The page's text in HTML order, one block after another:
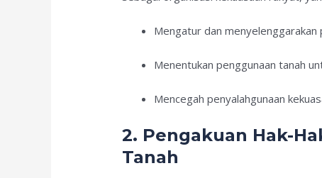
Mengatur dan menyelenggarakan
Menentukan penggunaan tanah
Mencegah penyalahgunaan
2. Pengakuan Hak-
Tanah